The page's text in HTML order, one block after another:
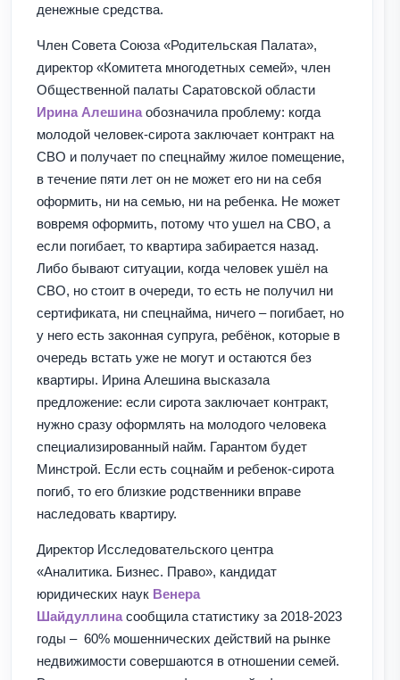
денежные средства.
Член Совета Союза «Родительская Палата»,
директор «Комитета многодетных семей», член
Общественной палаты Саратовской области
Ирина Алешина обозначила проблему: когда
молодой человек-сирота заключает контракт на
СВО и получает по спецнайму жилое помещение,
в течение пяти лет он не может его ни на себя
оформить, ни на семью, ни на ребенка. Не может
вовремя оформить, потому что ушел на СВО, а
если погибает, то квартира забирается назад.
Либо бывают ситуации, когда человек ушёл на
СВО, но стоит в очереди, то есть не получил ни
сертификата, ни спецнайма, ничего – погибает, но
у него есть законная супруга, ребёнок, которые в
очередь встать уже не могут и остаются без
квартиры. Ирина Алешина высказала
предложение: если сирота заключает контракт,
нужно сразу оформлять на молодого человека
специализированный найм. Гарантом будет
Минстрой. Если есть соцнайм и ребенок-сирота
погиб, то его близкие родственники вправе
наследовать квартиру.
Директор Исследовательского центра
«Аналитика. Бизнес. Право», кандидат
юридических наук Венера
Шайдуллина сообщила статистику за 2018-2023
годы – 60% мошеннических действий на рынке
недвижимости совершаются в отношении семей.